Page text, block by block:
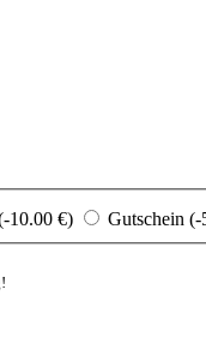
10.00 €) Gutschein (-